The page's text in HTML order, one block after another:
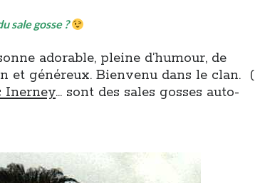
sale gosse ?
adorable, pleine d’humour, de
et généreux. Bienvenu dans le clan. (
Inerney… sont des sales gosses auto-